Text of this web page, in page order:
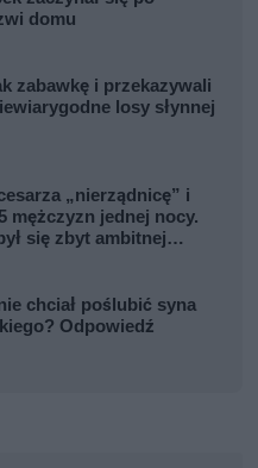
domu
zabawkę i przekazywali
losy słynnej
„nierządnicę” i
mężczyzn jednej nocy.
się zbyt ambitnej
chciał poślubić syna
Odpowiedź